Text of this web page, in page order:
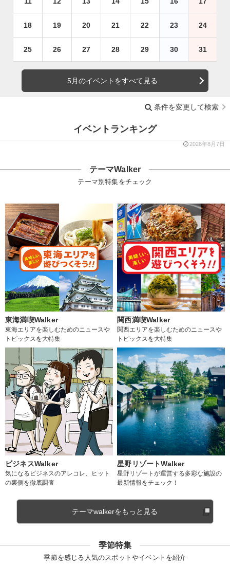
18 19 20 21 22 23 24
25 26 27 28 29 30 31
5月のイベントをすべて見る
条件を変更して検索
イベントランキング
2026年8月7日
テーマWalker
テーマ別特集をチェック
東海満喫Walker
東海エリアを楽しむためのニュースや
トピックスを大特集
関西満喫Walker
関西エリアを楽しむためのニュースや
トピックスを大特集
ビジネスWalker
気になるビジネスのアレコレ、ヒット
の裏側を徹底調査
星野リゾートWalker
星野リゾートが運営する多彩な施設の
最新情報をチェック！
テーマwalkerをもっと見る
季節特集
季節を感じる人気のスポットやイベントを紹介